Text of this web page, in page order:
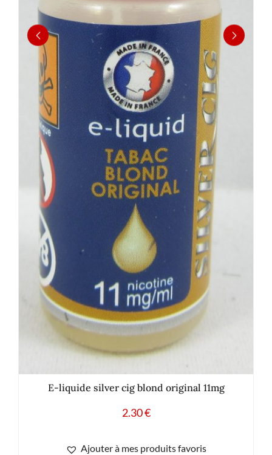
E-liquide silver cig blond original 11mg
2.30€
Ajouter à mes produits favoris